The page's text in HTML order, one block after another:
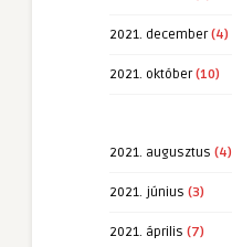
2021. december(4)
2021. október(10)
2021. augusztus (4)
2021. június (3)
2021. április (7)